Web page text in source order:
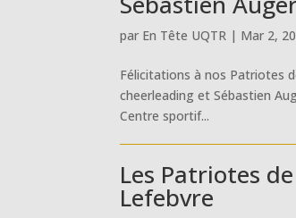
par En Tête UQTR | Mar 2,
Félicitations à nos Patriotes
cheerleading et Sébastien
Centre sportif...
Les Patriotes
Lefebvre